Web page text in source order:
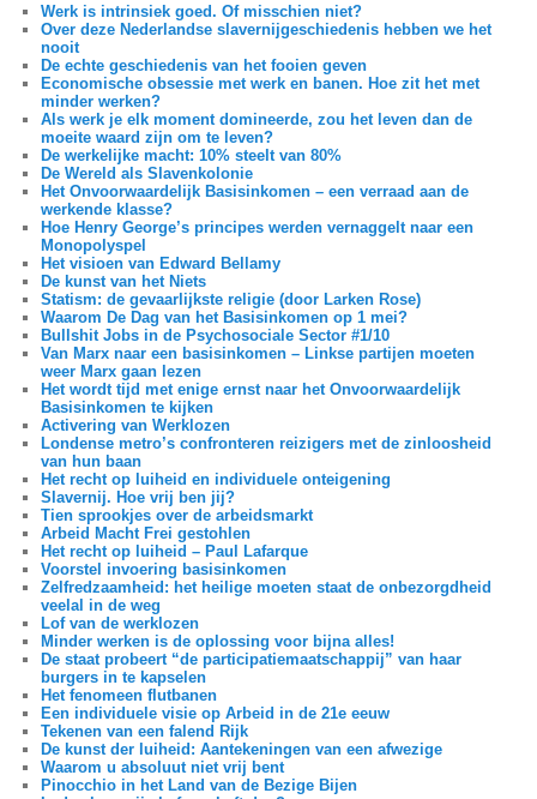
Werk is intrinsiek goed. Of misschien niet?
Over deze Nederlandse slavernijgeschiedenis hebben we het
nooit
De echte geschiedenis van het fooien geven
Economische obsessie met werk en banen. Hoe zit het met
minder werken?
Als werk je elk moment domineerde, zou het leven dan de
moeite waard zijn om te leven?
De werkelijke macht: 10% steelt van 80%
De Wereld als Slavenkolonie
Het Onvoorwaardelijk Basisinkomen – een verraad aan de
werkende klasse?
Hoe Henry George’s principes werden vernaggelt naar een
Monopolyspel
Het visioen van Edward Bellamy
De kunst van het Niets
Statism: de gevaarlijkste religie (door Larken Rose)
Waarom De Dag van het Basisinkomen op 1 mei?
Bullshit Jobs in de Psychosociale Sector #1/10
Van Marx naar een basisinkomen – Linkse partijen moeten
weer Marx gaan lezen
Het wordt tijd met enige ernst naar het Onvoorwaardelijk
Basisinkomen te kijken
Activering van Werklozen
Londense metro’s confronteren reizigers met de zinloosheid
van hun baan
Het recht op luiheid en individuele onteigening
Slavernij. Hoe vrij ben jij?
Tien sprookjes over de arbeidsmarkt
Arbeid Macht Frei gestohlen
Het recht op luiheid – Paul Lafarque
Voorstel invoering basisinkomen
Zelfredzaamheid: het heilige moeten staat de onbezorgdheid
veelal in de weg
Lof van de werklozen
Minder werken is de oplossing voor bijna alles!
De staat probeert “de participatiemaatschappij” van haar
burgers in te kapselen
Het fenomeen flutbanen
Een individuele visie op Arbeid in de 21e eeuw
Tekenen van een falend Rijk
De kunst der luiheid: Aantekeningen van een afwezige
Waarom u absoluut niet vrij bent
Pinocchio in het Land van de Bezige Bijen